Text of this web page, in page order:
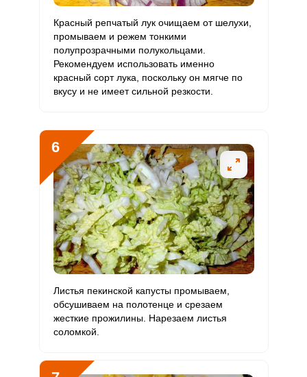
Красный репчатый лук очищаем от шелухи,
промываем и режем тонкими
полупрозрачными полукольцами.
Рекомендуем использовать именно
красный сорт лука, поскольку он мягче по
вкусу и не имеет сильной резкости.
6
Листья пекинской капусты промываем,
обсушиваем на полотенце и срезаем
жесткие прожилины. Нарезаем листья
соломкой.